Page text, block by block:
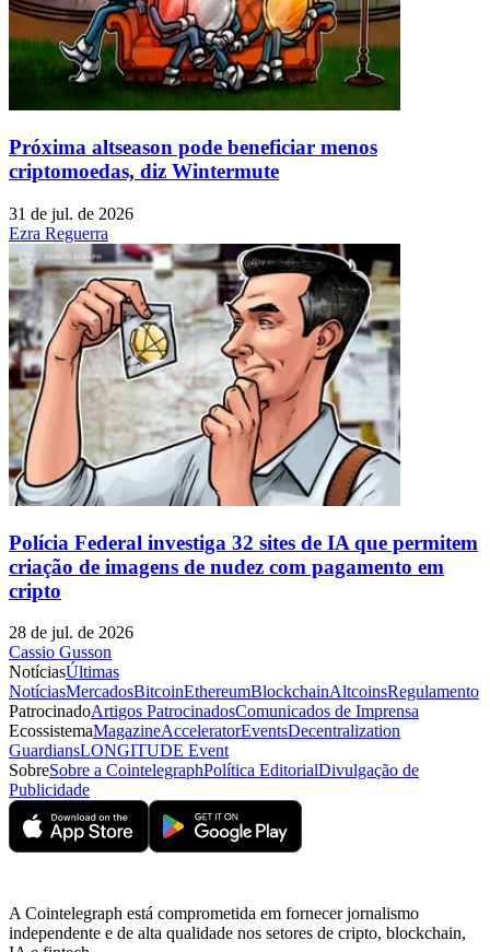
Próxima altseason pode beneficiar menos
criptomoedas, diz Wintermute
31 de jul. de 2026
Ezra Reguerra
Polícia Federal investiga 32 sites de IA que permitem
criação de imagens de nudez com pagamento em
cripto
28 de jul. de 2026
Cassio Gusson
NotíciasÚltimas
NotíciasMercadosBitcoinEthereumBlockchainAltcoinsRegulamento
PatrocinadoArtigos PatrocinadosComunicados de Imprensa
EcossistemaMagazineAcceleratorEventsDecentralization
GuardiansLONGITUDE Event
SobreSobre a CointelegraphPolítica EditorialDivulgação de
Publicidade
A Cointelegraph está comprometida em fornecer jornalismo
independente e de alta qualidade nos setores de cripto, blockchain,